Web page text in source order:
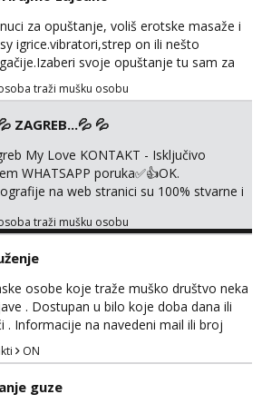
za opuštanje, voliš erotske masaže i
igrice.vibratori,strep on ili nešto
svoje opuštanje tu sam za
info na mob 095/762-8147
traži mušku osobu
ZAGREB...💦 💦
My Love KONTAKT - Isključivo
WHATSAPP poruka✅️👍OK.
na web stranici su 100% stvarne i
Ali informacije ću vam poslati
čista kupaonica i ručnici za vas prije ili
masaže, nalazim se u centru grada. 🚫
,❌️ NE SEXCAM, ❌️NE
traži mušku osobu
osobe koje traže muško društvo neka
. Dostupan u bilo koje doba dana ili
. Informacije na navedeni mail ili broj
ON
guze